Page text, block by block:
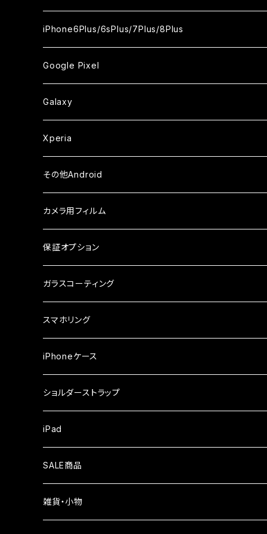
セラミックフィルム
セラミックフィルム
ガラスフィルム
セラミックフィルム
セラミックフィルム
ガラスフィルム
セラミックフィルム
iPhoneXR
ガラスフィルム
セラミックフィルム
iPhoneXSMax
ガラスフィルム
セラミックフィルム
ガラスフィルム
ケース
iPhoneSE2
ガラスフィルム
ケース
iPhone8
ガラスフィルム
セラミックフィルム
iPhone7
ガラスフィルム
セラミックフィルム
iPhone6s
ガラスフィルム
ケース・カバー
iPhone6
ガラスフィルム
ケース・カバー
iPhone6Plus/6sPlus/7Plus/8Plus
iPhone6Plus
ガラスフィルム
ケース
iPhone6sPlus
ガラスフィルム
ケース
iPhone7Plus
ガラスフィルム
ケース
iPhone8Plus
ガラスフィルム
ケース
Google Pixel
ガラスフィルム
セラミックフィルム
ケース
Galaxy
ガラスフィルム
セラミックフィルム
ケース
Xperia
ガラスフィルム
その他Android
AQUOS
ガラスフィルム
arrows
ガラスフィルム
シンプルスマホ
ガラスフィルム
らくらくスマホ
ガラスフィルム
OPPO
ガラスフィルム
Xiaomi
ガラスフィルム
カメラ用フィルム
iPhone
iPhone17e
iPhone17ProMax
iPhone16
iPhone15
Android
保証オプション
ガラスコーティング
スマホリング
iPhoneケース
ショルダーストラップ
iPad
液晶フィルム
SALE商品
雑貨・小物